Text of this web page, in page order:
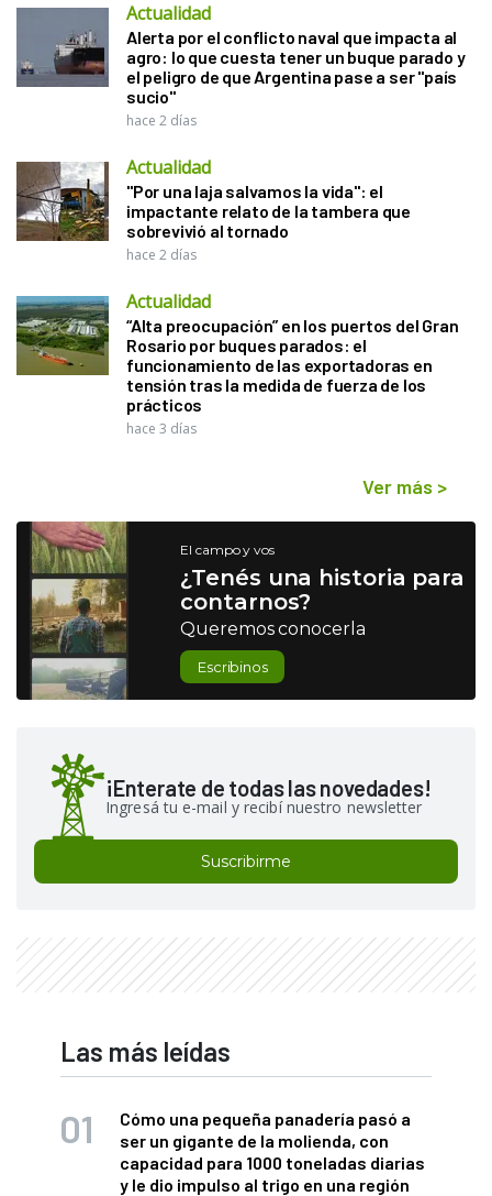
Actualidad
Alerta por el conflicto naval que impacta al
agro: lo que cuesta tener un buque parado y
el peligro de que Argentina pase a ser "país
sucio"
hace 2 días
Actualidad
"Por una laja salvamos la vida": el
impactante relato de la tambera que
sobrevivió al tornado
hace 2 días
Actualidad
“Alta preocupación” en los puertos del Gran
Rosario por buques parados: el
funcionamiento de las exportadoras en
tensión tras la medida de fuerza de los
prácticos
hace 3 días
Ver más >
El campo y vos
¿Tenés una historia para
contarnos?
Queremos conocerla
Escribinos
¡Enterate de todas las novedades!
Ingresá tu e-mail y recibí nuestro newsletter
Suscribirme
Las más leídas
Cómo una pequeña panadería pasó a
ser un gigante de la molienda, con
capacidad para 1000 toneladas diarias
y le dio impulso al trigo en una región